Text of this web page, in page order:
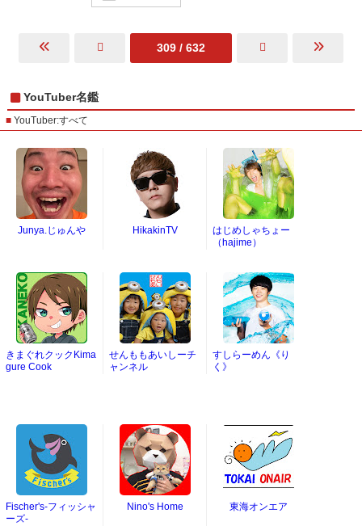
309 / 632
YouTuber名鑑
YouTuber:すべて
Junya.じゅんや HikakinTV
はじめしゃちょー
（hajime）
きまぐれクックKima
gure Cook
せんももあいしーチ
ャンネル
すしらーめん《り
く》
Fischer's-フィッシャ
ーズ-
Nino's Home 東海オンエア